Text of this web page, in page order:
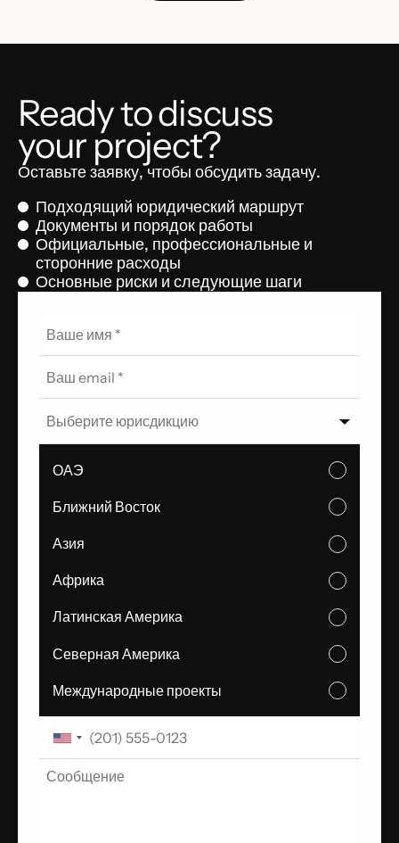
Ready to discuss
your project?
Оставьте заявку, чтобы обсудить задачу.
Подходящий юридический маршрут
Документы и порядок работы
Официальные, профессиональные и
сторонние расходы
Основные риски и следующие шаги
Выберите юрисдикцию
ОАЭ
Ближний Восток
Азия
Африка
Латинская Америка
Северная Америка
Международные проекты